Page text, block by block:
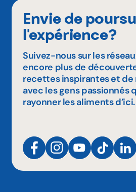
Envie de
l'expérience?
Suivez-nous sur les
encore plus de
recettes inspirantes et
avec les gens passionnés
rayonner les aliments d’ici.